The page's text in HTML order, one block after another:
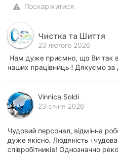
warning Поскаржитися
Чистка та Шиття
23 лютого 2026
Нам дуже приємно, що Ви так
наших працівниць ! Дякуємо за
Vinnica Soldi
23 січня 2026
Чудовий персонал, відмінна
дуже якісно. Людяність і чудова
співробітників! Однозначно